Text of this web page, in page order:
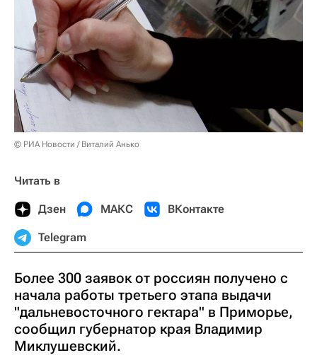
© РИА Новости / Виталий Анько
Читать в
Дзен МАКС ВКонтакте
Telegram
Более 300 заявок от россиян получено с
начала работы третьего этапа выдачи
"дальневосточного гектара" в Приморье,
сообщил губернатор края Владимир
Миклушевский.